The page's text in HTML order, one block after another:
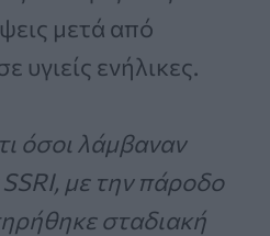
μετά από
υγιείς ενήλικες.
όσοι λάμβαναν
με την πάροδο
σταδιακή